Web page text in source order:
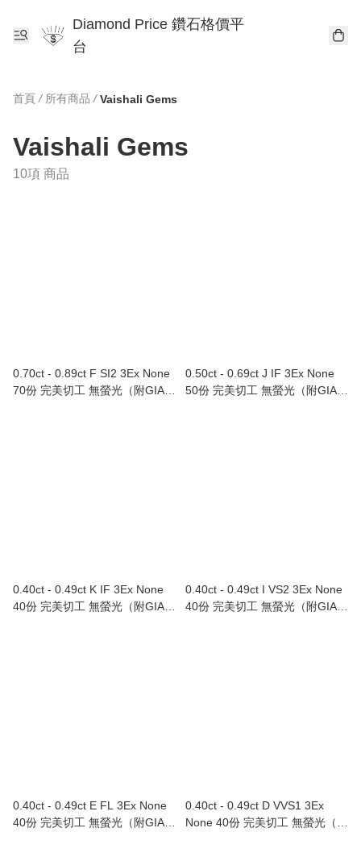
Diamond Price 鑽石格價平
台
首頁 / 所有商品 / Vaishali Gems
Vaishali Gems
10項 商品
0.70ct - 0.89ct F SI2 3Ex None
70份 完美切工 無螢光（附GIA證
0.50ct - 0.69ct J IF 3Ex None
50份 完美切工 無螢光（附GIA證
0.40ct - 0.49ct K IF 3Ex None
40份 完美切工 無螢光（附GIA證
0.40ct - 0.49ct I VS2 3Ex None
40份 完美切工 無螢光（附GIA證
0.40ct - 0.49ct E FL 3Ex None
40份 完美切工 無螢光（附GIA證
0.40ct - 0.49ct D VVS1 3Ex
None 40份 完美切工 無螢光（附